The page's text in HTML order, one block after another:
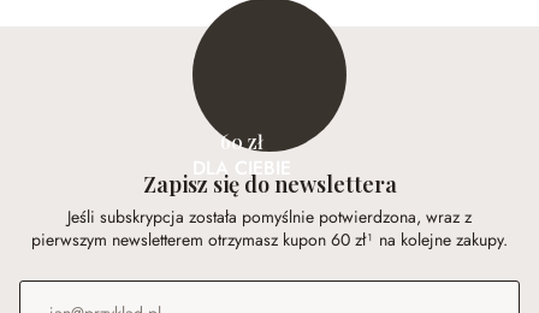
60 zł
DLA CIEBIE
Zapisz się do newslettera
Jeśli subskrypcja została pomyślnie potwierdzona, wraz z
pierwszym newsletterem otrzymasz kupon 60 zł¹ na kolejne zakupy.
Adres e-mail